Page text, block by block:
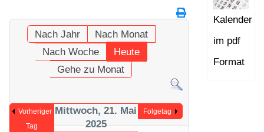
Nach Jahr
Nach Monat
Nach Woche
Heute
Gehe zu Monat
Vorheriger
Tag
Mittwoch, 21. Mai
2025
Folgetag
Kalender
im pdf
Format